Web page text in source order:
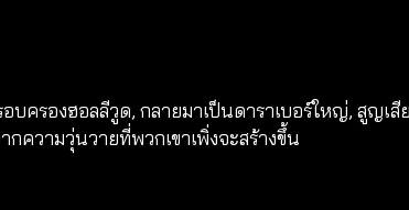
ครองฮอลลีวูด, กลายมาเป็นดาราเบอร์ใหญ่, สูญเสี
ความวุ่นวายที่พวกเขาเพิ่งจะสร้างขึ้น